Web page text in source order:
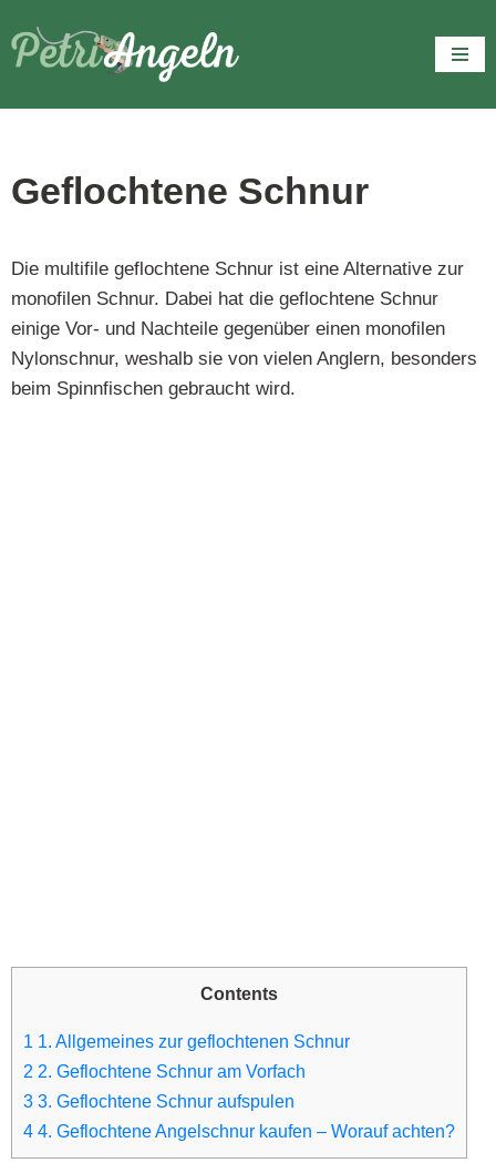
Zum
Geflochtene Schnur
Die multifile geflochtene Schnur ist eine Alternative zur
monofilen Schnur. Dabei hat die geflochtene Schnur
einige Vor- und Nachteile gegenüber einen monofilen
Nylonschnur, weshalb sie von vielen Anglern, besonders
beim Spinnfischen gebraucht wird.
Contents
1 1. Allgemeines zur geflochtenen Schnur
2 2. Geflochtene Schnur am Vorfach
3 3. Geflochtene Schnur aufspulen
4 4. Geflochtene Angelschnur kaufen – Worauf achten?